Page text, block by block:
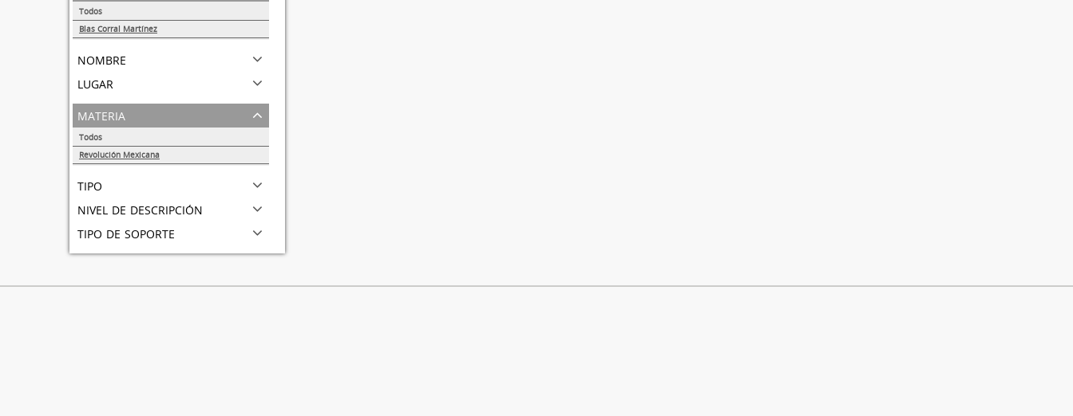
Todos
Blas Corral Martínez
nombre
lugar
materia
Todos
Revolución Mexicana
tipo
nivel de descripción
tipo de soporte